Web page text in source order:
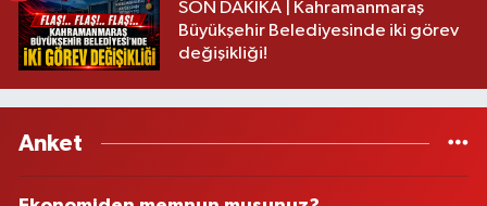
SON DAKİKA | Kahramanmaraş
Büyükşehir Belediyesinde iki görev
değişikliği!
Anket